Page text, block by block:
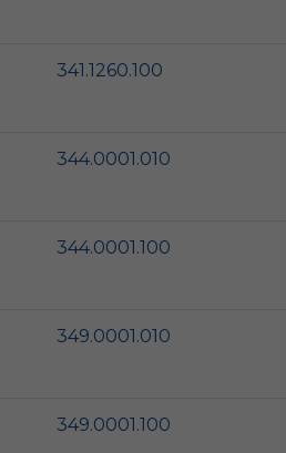
341.1260.100
344.0001.010
344.0001.100
349.0001.010
349.0001.100